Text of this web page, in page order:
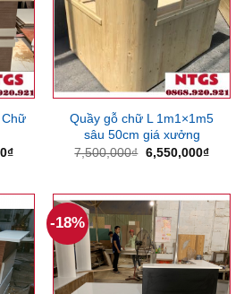
₫Giá
4,750,000₫.
Quầy gỗ chữ L 1m1×1m5
sâu 50cm giá xưởng
7,500,000₫ Giá
6,550,000₫Giá
-18%